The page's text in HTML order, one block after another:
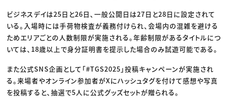
ビジネスデイは25日と26日、一般公開日は27日と28日に設定されて
いる。入場時には手荷物検査が義務付けられ、会場内の混雑を避ける
ためエリアごとの人数制限が実施される。年齢制限があるタイトルにつ
いては、18歳以上で身分証明書を提示した場合のみ試遊可能である。
また公式SNS企画として「#TGS2025」投稿キャンペーンが実施され
る。来場者やオンライン参加者がXにハッシュタグを付けて感想や写真
を投稿すると、抽選で5人に公式グッズセットが贈られる。